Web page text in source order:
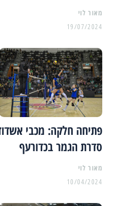
מאור לוי
19/07/2024
סדרת הגמר בכדורעף
מאור לוי
10/04/2024